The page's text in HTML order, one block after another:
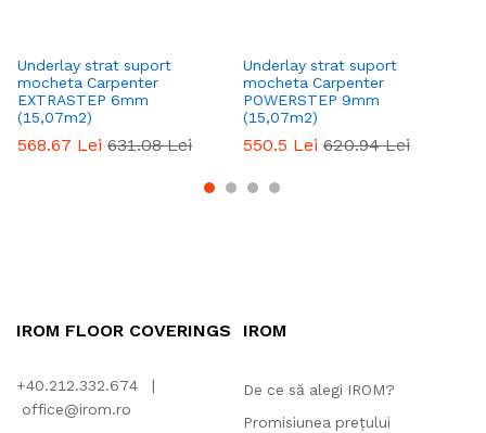
Underlay strat suport
mocheta Carpenter
EXTRASTEP 6mm
(15,07m2)
568.67 Lei 631.08 Lei
Underlay strat suport
mocheta Carpenter
POWERSTEP 9mm
(15,07m2)
550.5 Lei 620.94 Lei
IROM FLOOR COVERINGS
+40.212.332.674 |
office@irom.ro
IROM
De ce să alegi IROM?
Promisiunea prețului